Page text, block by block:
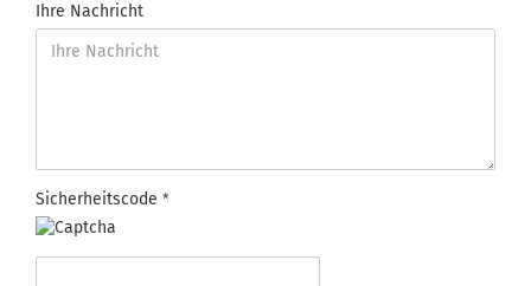
Ihre Nachricht
Sicherheitscode